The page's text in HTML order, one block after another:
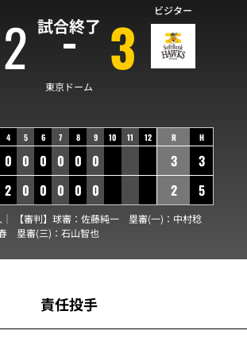
試合終了
2 3 ビジター
東京ドーム
4 5 6 7 8 9 10 11 12
0 0 0 0 0 0
2 0 0 0 0 0
R H
3
3
2
5
【審判】球審： 佐藤純一 塁審(一)： 中村稔
塁審(三)： 石山智也
責任投手